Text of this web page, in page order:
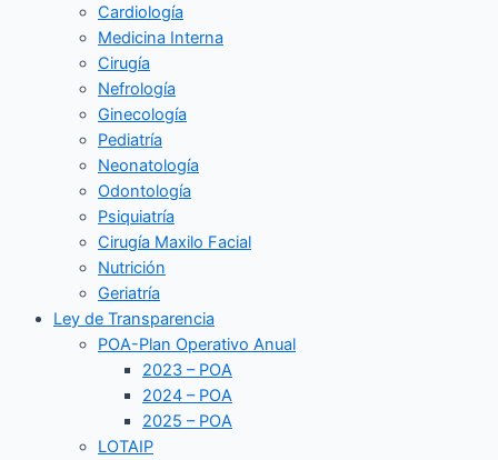
Cardiología
Medicina Interna
Cirugía
Nefrología
Ginecología
Pediatría
Neonatología
Odontología
Psiquiatría
Cirugía Maxilo Facial
Nutrición
Geriatría
Ley de Transparencia
POA-Plan Operativo Anual
2023 – POA
2024 – POA
2025 – POA
LOTAIP